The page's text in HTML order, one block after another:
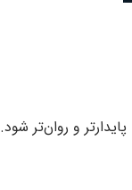
و روان‌تر شود.